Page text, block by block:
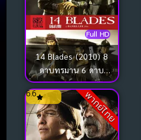
Full HD
14 Blades (2010) 8
ดาบทรมาน 6 ดาบ
สังหาร
พากย์ไทย
6.6